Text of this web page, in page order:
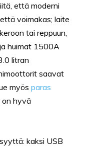
että moderni
voimakas; laite
tai reppuun,
huimat 1500A
litran
saavat
myös paras
on hyvä
kaksi USB